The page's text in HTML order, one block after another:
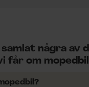
några av
får om